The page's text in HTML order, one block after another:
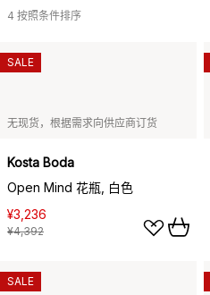
4 按照条件排序
无现货，根据需求向供应商订货
Kosta Boda
Open Mind 花瓶, 白色
¥3,236
¥4,392
SALE
SALE